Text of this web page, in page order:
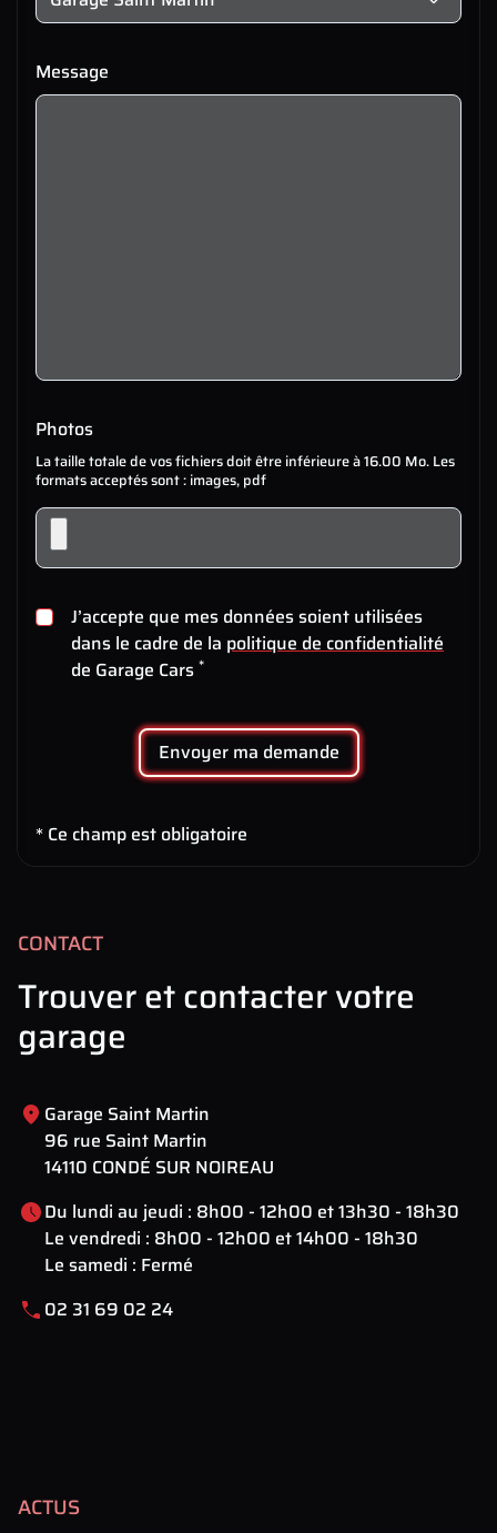
Message
Photos
La taille totale de vos fichiers doit être inférieure à 16.00 Mo. Les
formats acceptés sont : images, pdf
J’accepte que mes données soient utilisées
dans le cadre de la politique de confidentialité
de Garage Cars *
Envoyer ma demande
* Ce champ est obligatoire
CONTACT
Trouver et contacter votre
garage
Garage Saint Martin
96 rue Saint Martin
14110 CONDÉ SUR NOIREAU
Du lundi au jeudi : 8h00 - 12h00 et 13h30 - 18h30
Le vendredi : 8h00 - 12h00 et 14h00 - 18h30
Le samedi : Fermé
02 31 69 02 24
ACTUS